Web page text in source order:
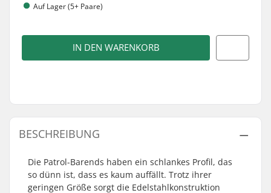
Auf Lager (5+ Paare)
IN DEN WARENKORB
BESCHREIBUNG
Die Patrol-Barends haben ein schlankes Profil, das
so dünn ist, dass es kaum auffällt. Trotz ihrer
geringen Größe sorgt die Edelstahlkonstruktion